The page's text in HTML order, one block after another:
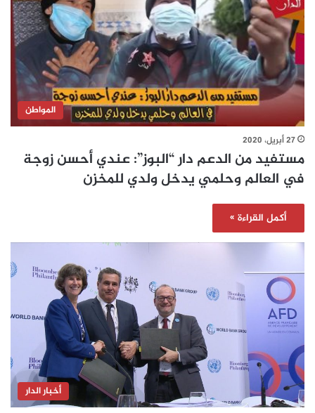
المواطن
27 أبريل، 2020
مستفيد من الدعم دار “البوز”: عندي أحسن زوجة
في العالم وحلمي يدخل ولدي للمخزن
أكمل القراءة »
أخبار الدار